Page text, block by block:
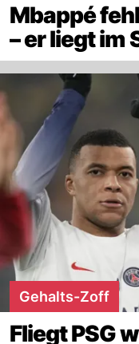
Mbappé
– er liegt im
Gehalts-Zoff
Fliegt PSG